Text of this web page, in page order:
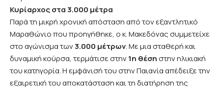
Κυρίαρχος στα 3.000 μέτρα
Παρά τη μικρή χρονική απόσταση από τον εξαντλητικό
Μαραθώνιο που προηγήθηκε, ο κ. Μακεδόνας συμμετείχε
στο αγώνισμα των3.000 μέτρων. Με μια σταθερή και
δυναμική κούρσα, τερμάτισε στην1η θέσηστην ηλικιακή
του κατηγορία. Η εμφάνισή του στην Παιανία απέδειξε την
εξαιρετική του αποκατάσταση και τη διατήρηση της